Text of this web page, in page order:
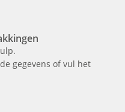
gegevens of vul het